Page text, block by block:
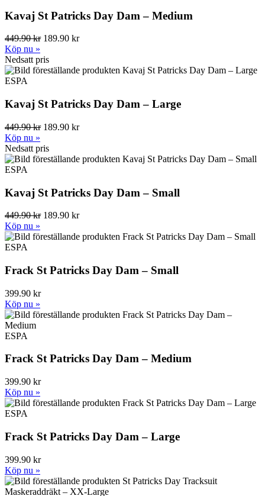
Kavaj St Patricks Day Dam – Medium
449.90 kr189.90 kr
Köp nu »
Nedsatt pris
ESPA
Kavaj St Patricks Day Dam – Large
449.90 kr189.90 kr
Köp nu »
Nedsatt pris
ESPA
Kavaj St Patricks Day Dam – Small
449.90 kr189.90 kr
Köp nu »
ESPA
Frack St Patricks Day Dam – Small
399.90 kr
Köp nu »
ESPA
Frack St Patricks Day Dam – Medium
399.90 kr
Köp nu »
ESPA
Frack St Patricks Day Dam – Large
399.90 kr
Köp nu »